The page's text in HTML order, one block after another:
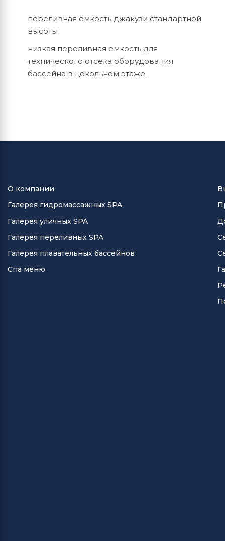
переливная емкость джакузи стандартной
высоты
низкая переливная емкость для
технического отсека оборудования
бассейна в цокольном этаже.
О компании
Галерея гидромассажных SPA
Галерея уличных SPA
Галерея переливных SPA
Галерея плавательных бассейнов
Спа меню